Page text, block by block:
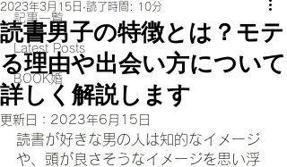
記事一覧
Latest Posts
BOOK婚
読書男子の特徴とは？モテ
る理由や出会い方について
詳しく解説します
2023年3月15日 読了時間: 10分
更新日： 2023年6月15日
読書が好きな男の人は知的なイメージ
や、頭が良さそうなイメージを思い浮